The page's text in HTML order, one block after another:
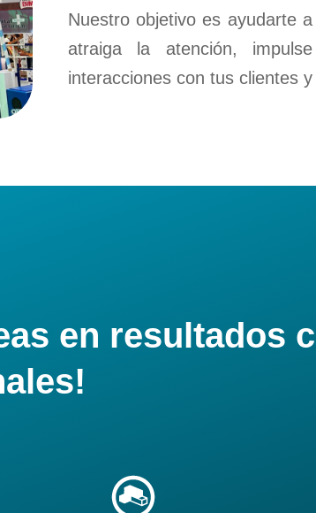
Nuestro objetivo es ayudarte
atraiga la atención,
interacciones con tus clientes
en resultados